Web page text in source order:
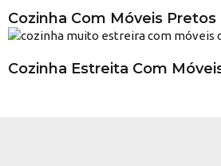
Cozinha Com Móveis Pretos
Cozinha Estreita Com